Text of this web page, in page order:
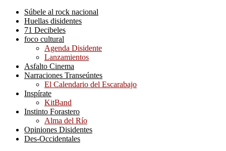
Súbele al rock nacional
Huellas disidentes
71 Decibeles
foco cultural
Agenda Disidente
Lanzamientos
Asfalto Cinema
Narraciones Transeúntes
El Calendario del Escarabajo
Inspírate
KitBand
Instinto Forastero
Alma del Río
Opiniones Disidentes
Des-Occidentales